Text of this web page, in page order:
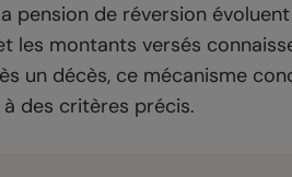
pension de réversion
les montants versés
un décès, ce mécanisme
des critères précis.